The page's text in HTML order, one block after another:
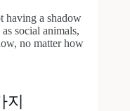
having a shadow
social animals,
no matter how